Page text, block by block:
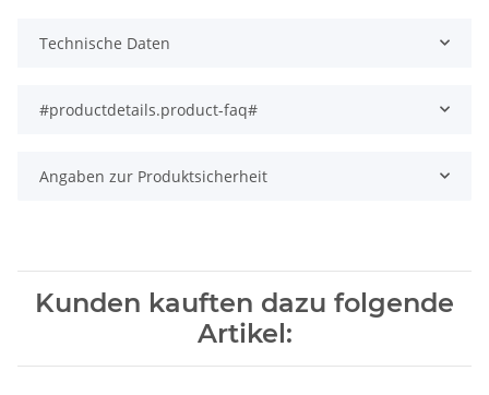
Technische Daten
#productdetails.product-faq#
Angaben zur Produktsicherheit
Kunden kauften dazu folgende
Artikel: